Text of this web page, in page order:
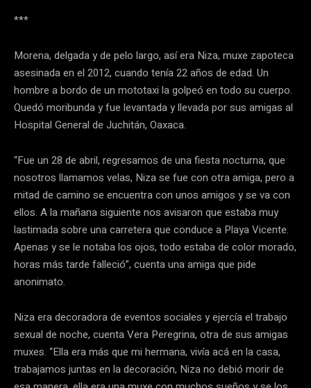
***
Morena, delgada y de pelo largo, así era Niza, muxe zapoteca
asesinada en el 2012, cuando tenía 22 años de edad. Un
hombre a bordo de un mototaxi la golpeó en todo su cuerpo.
Quedó moribunda y fue levantada y llevada por sus amigas al
Hospital General de Juchitán, Oaxaca.
“Fue un 28 de abril, regresamos de una fiesta nocturna, que
nosotros llamamos velas, Niza se fue con otra amiga, pero a
mitad de camino se encuentra con unos amigos y se va con
ellos. A la mañana siguiente nos avisaron que estaba muy
lastimada sobre una carretera que conduce a Playa Vicente.
Apenas y se le notaba los ojos, todo estaba de color morado,
horas más tarde falleció”, cuenta una amiga que pide
anonimato.
Niza era decoradora de eventos sociales y ejercía el trabajo
sexual de noche, cuenta Vera Peregrina, otra de sus amigas
muxes. “Ella era más que mi hermana, vivía acá en la casa,
trabajamos juntas en la decoración, Niza no debió morir de